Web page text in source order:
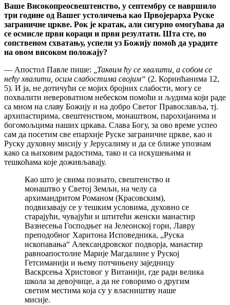
Ваше Високопреосвештенство, у септембру се навршило
три године од Вашег устоличења као Првојерарха Руске
заграничне цркве. Рок је кратак, али сигурно омогућава да
се осмисле први кораци и први резултати. Шта сте, по
сопственом схватању, успели уз Божију помоћ да урадите
на овом високом положају?
— Апостол Павле пише: „Таквим ћу се хвалити, а собом се
нећу хвалити, осим слабостима својим“ (2. Коринћанима 12,
5). И ја, не дотичући се мојих бројних слабости, могу се
похвалити невероватном небеском помоћи и људима који раде
са мном на славу Божију и на добро Светог Православља, тј.
архипастирима, свештенством, монаштвом, парохијанима и
богомољцима наших цркава. Слава Богу, за ово време успео
сам да посетим све епархије Руске заграничне цркве, као и
Руску духовну мисију у Јерусалиму и да се ближе упознам
како са њиховим радостима, тако и са искушењима и
тешкоћама које доживљавају.
Као што је свима познато, свештенство и
монаштво у Светој Земљи, на челу са
архимандритом Романом (Красовским),
подвизавају се у тешким условима, духовно се
старајући, чувајући и штитећи женски манастир
Вазнесења Господњег на Јелеонској гори, Лавру
преподобног Харитона Исповедника, „Руска
ископавања“ Александровског подворја, манастир
равноапостолне Марије Магдалине у Руској
Гетсиманији и њему потчињену заједницу
Васкрсења Христовог у Витанији, где ради велика
школа за девојчице, а да не говоримо о другим
светим местима која су у власништву наше
мисије.